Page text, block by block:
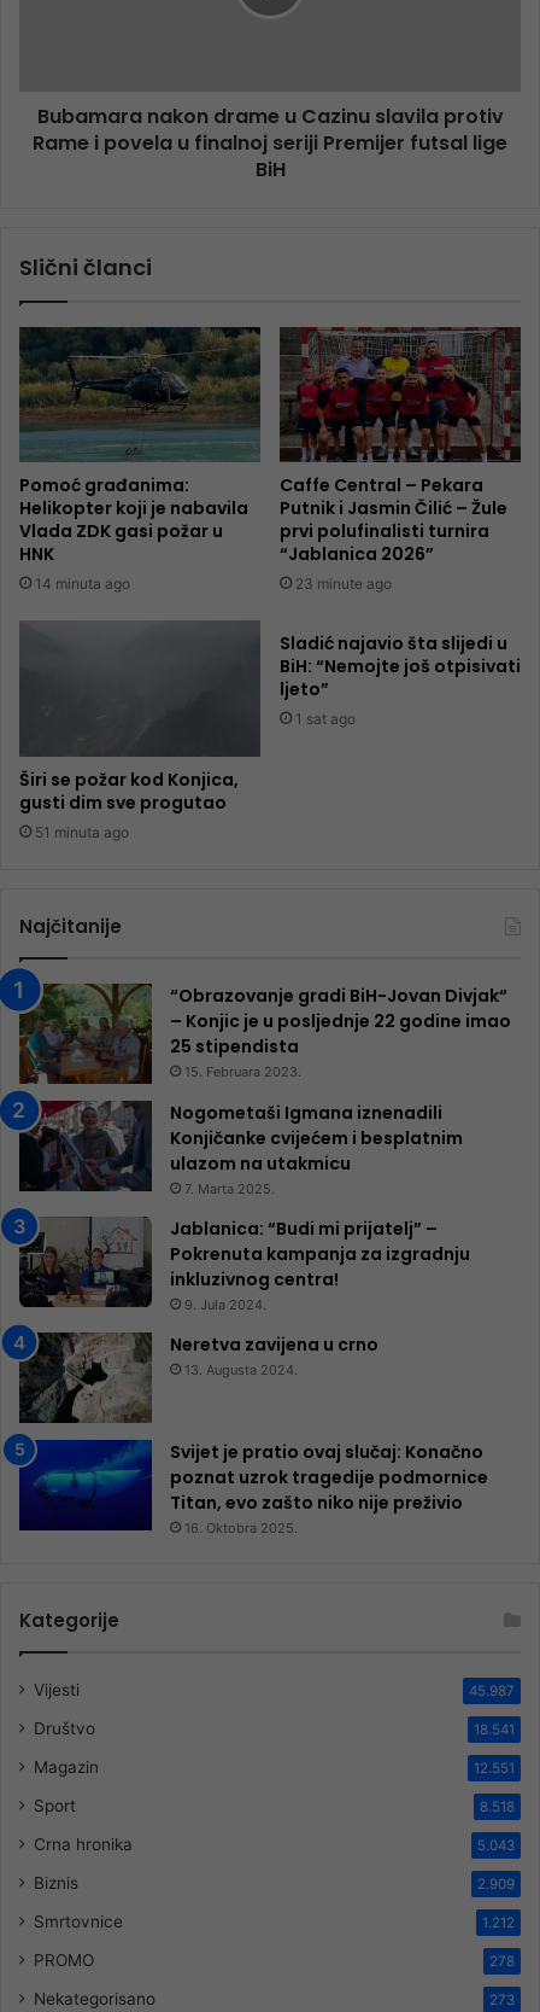
Bubamara nakon drame u Cazinu slavila protiv
Rame i povela u finalnoj seriji Premijer futsal lige
BiH
Slični članci
Pomoć građanima:
Helikopter koji je nabavila
Vlada ZDK gasi požar u
HNK
14 minuta ago
Caffe Central – Pekara
Putnik i Jasmin Čilić – Žule
prvi polufinalisti turnira
“Jablanica 2026”
23 minute ago
Širi se požar kod Konjica,
gusti dim sve progutao
51 minuta ago
Sladić najavio šta slijedi u
BiH: “Nemojte još otpisivati
ljeto”
1 sat ago
Najčitanije
“Obrazovanje gradi BiH-Jovan Divjak“
– Konjic je u posljednje 22 godine imao
25 ​​stipendista
15. Februara 2023.
Nogometaši Igmana iznenadili
Konjičanke cvijećem i besplatnim
ulazom na utakmicu
7. Marta 2025.
Jablanica: “Budi mi prijatelj” –
Pokrenuta kampanja za izgradnju
inkluzivnog centra!
9. Jula 2024.
Neretva zavijena u crno
13. Augusta 2024.
Svijet je pratio ovaj slučaj: Konačno
poznat uzrok tragedije podmornice
Titan, evo zašto niko nije preživio
16. Oktobra 2025.
Kategorije
Vijesti 45.987
Društvo 18.541
Magazin 12.551
Sport 8.518
Crna hronika 5.043
Biznis 2.909
Smrtovnice 1.212
PROMO 278
Nekategorisano 273